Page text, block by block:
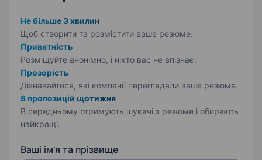
Не більше 3 хвилин
Щоб створити та розмістити ваше резюме.
Приватність
Розміщуйте анонімно, і ніхто вас не впізнає.
Прозорість
Дізнавайтеся, які компанії переглядали ваше резюме.
8 пропозицій щотижня
В середньому отримують шукачі з резюме і обирають
найкращі.
Ваші ім'я та прізвище